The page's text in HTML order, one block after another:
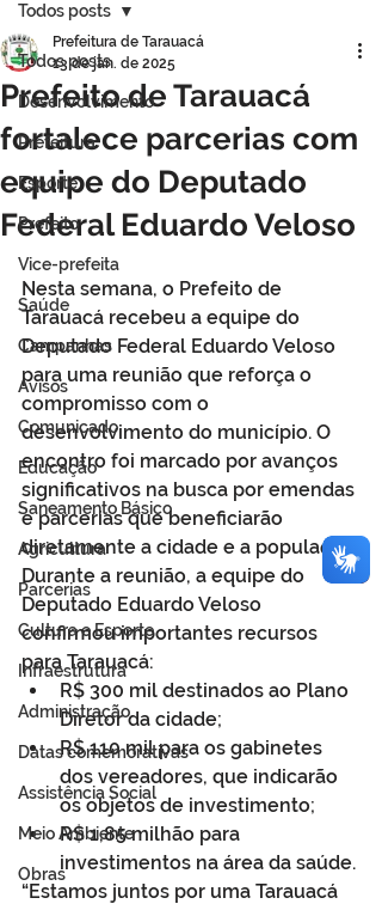
Todos posts
Desenvolvimento
Prefeitura
Esporte
Prefeito
Vice-prefeita
Saúde
Campanhas
Avisos
Comunicado
Educação
Saneamento Básico
Agricultura
Parcerias
Cultura e Esporte
Infraestrutura
Administração
Datas comemorativas
Assistência Social
Meio Ambiente
Obras
Todos posts
Prefeito de Tarauacá
fortalece parcerias com
equipe do Deputado
Federal Eduardo Veloso
Prefeitura de Tarauacá
13 de jan. de 2025
Nesta semana, o Prefeito de
Tarauacá recebeu a equipe do
Deputado Federal Eduardo Veloso
para uma reunião que reforça o
compromisso com o
desenvolvimento do município. O
encontro foi marcado por avanços
significativos na busca por emendas
e parcerias que beneficiarão
diretamente a cidade e a população.
Durante a reunião, a equipe do
Deputado Eduardo Veloso
confirmou importantes recursos
para Tarauacá:
R$ 300 mil destinados ao Plano
Diretor da cidade;
R$ 110 mil para os gabinetes
dos vereadores, que indicarão
os objetos de investimento;
R$ 1,85 milhão para
investimentos na área da saúde.
“Estamos juntos por uma Tarauacá